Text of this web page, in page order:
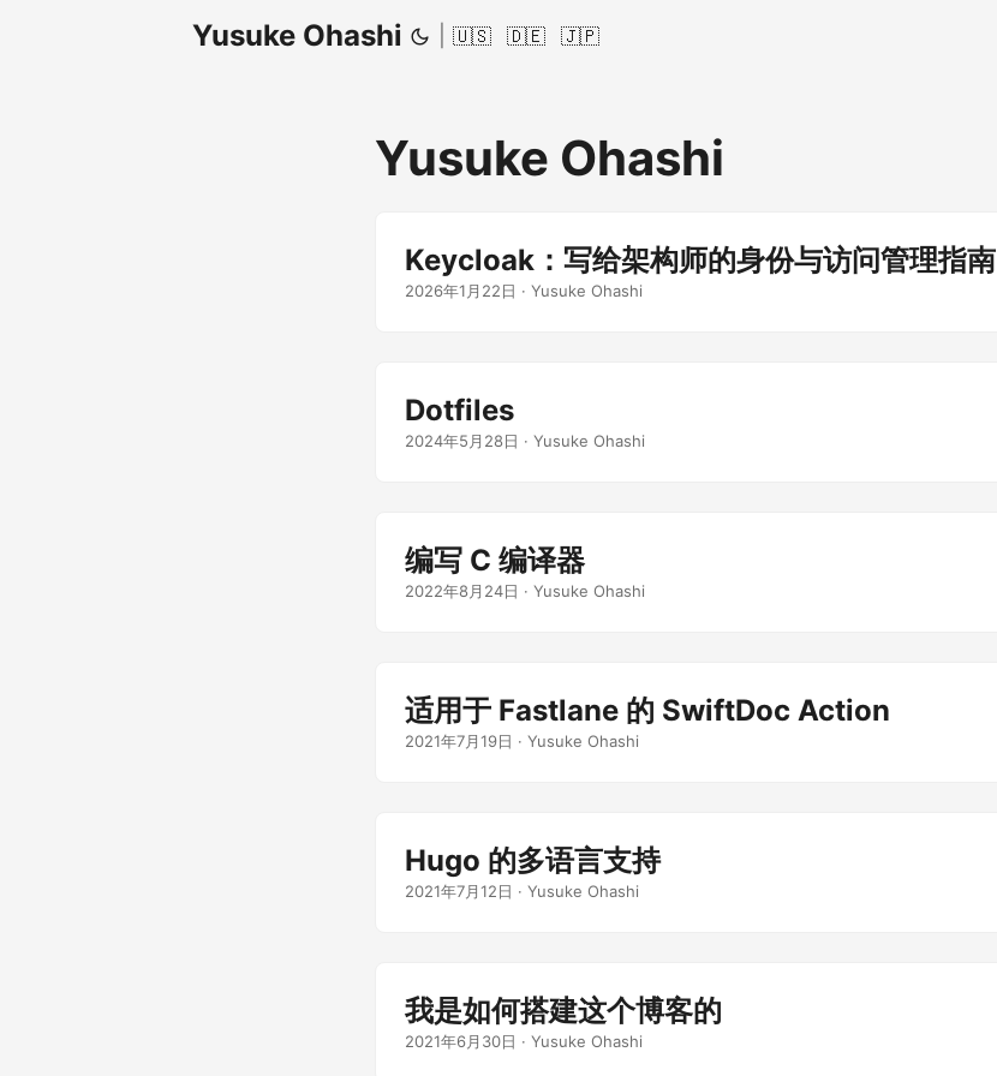
Yusuke Ohashi 🇺🇸 🇩🇪 🇯🇵
Yusuke Ohashi
Keycloak：写给架构师的身份与访问管理指南
2026年1月22日 · Yusuke Ohashi
Dotfiles
2024年5月28日 · Yusuke Ohashi
编写 C 编译器
2022年8月24日 · Yusuke Ohashi
适用于 Fastlane 的 SwiftDoc Action
2021年7月19日 · Yusuke Ohashi
Hugo 的多语言支持
2021年7月12日 · Yusuke Ohashi
我是如何搭建这个博客的
2021年6月30日 · Yusuke Ohashi